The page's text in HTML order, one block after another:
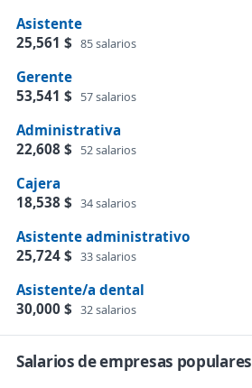
Asistente
25,561 $ 85 salarios
Gerente
53,541 $
57 salarios
Administrativa
22,608 $
52 salarios
Cajera
18,538 $ 34 salarios
Asistente administrativo
25,724 $ 33 salarios
Asistente/a dental
30,000 $ 32 salarios
Salarios de empresas populares